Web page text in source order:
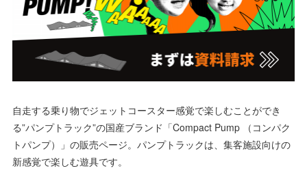
自走する乗り物でジェットコースター感覚で楽しむことができ
る”パンプトラック”の国産ブランド「Compact Pump （コンパク
トパンプ）」の販売ページ。パンプトラックは、集客施設向けの
新感覚で楽しむ遊具です。